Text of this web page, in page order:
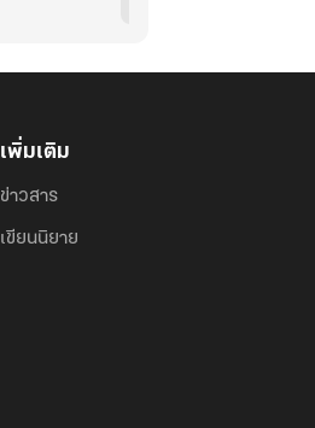
เพิ่มเติม
ข่าวสาร
เขียนนิยาย